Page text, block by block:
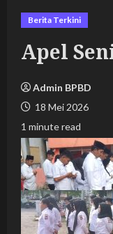
Berita Terkini
Apel
Admin BPBD
18 Mei 2026
1 minute read